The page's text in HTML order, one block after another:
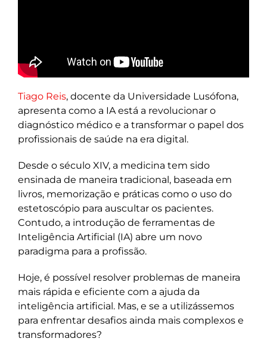
Tiago Reis, docente da Universidade Lusófona,
apresenta como a IA está a revolucionar o
diagnóstico médico e a transformar o papel dos
profissionais de saúde na era digital.
Desde o século XIV, a medicina tem sido
ensinada de maneira tradicional, baseada em
livros, memorização e práticas como o uso do
estetoscópio para auscultar os pacientes.
Contudo, a introdução de ferramentas de
Inteligência Artificial (IA) abre um novo
paradigma para a profissão.
Hoje, é possível resolver problemas de maneira
mais rápida e eficiente com a ajuda da
inteligência artificial. Mas, e se a utilizássemos
para enfrentar desafios ainda mais complexos e
transformadores?